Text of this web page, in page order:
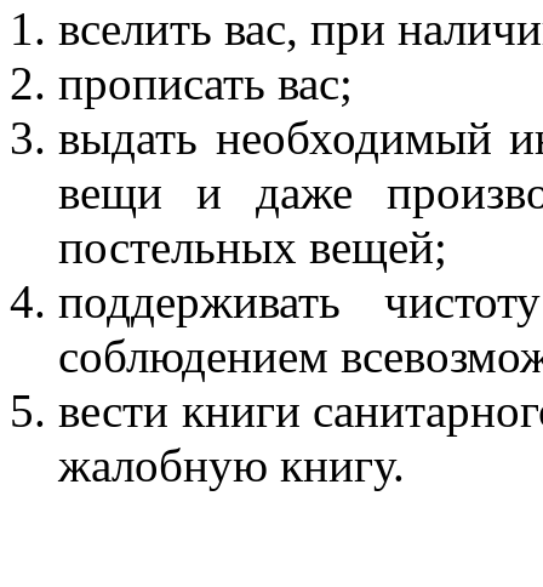
вселить вас, при
прописать вас;
выдать необходимый
вещи и даже
постельных вещей;
поддерживать
соблюдением
вести книги
жалобную книгу.